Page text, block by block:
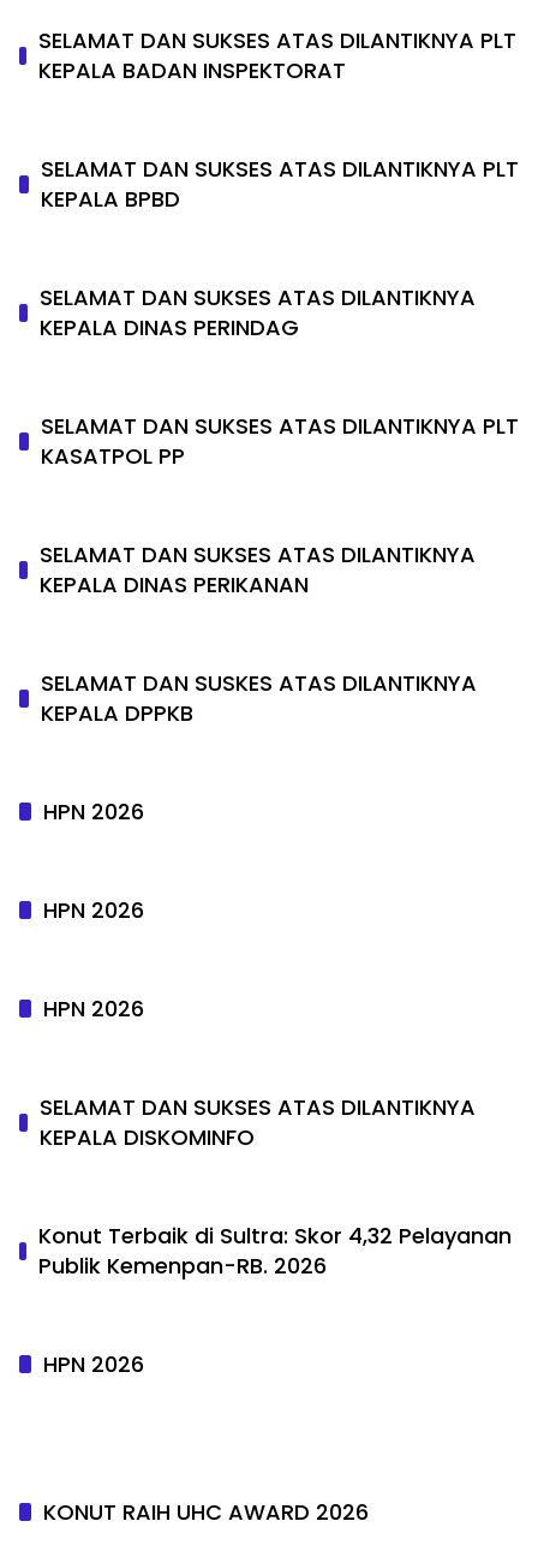
SELAMAT DAN SUKSES ATAS DILANTIKNYA PLT
KEPALA BADAN INSPEKTORAT
SELAMAT DAN SUKSES ATAS DILANTIKNYA PLT
KEPALA BPBD
SELAMAT DAN SUKSES ATAS DILANTIKNYA
KEPALA DINAS PERINDAG
SELAMAT DAN SUKSES ATAS DILANTIKNYA PLT
KASATPOL PP
SELAMAT DAN SUKSES ATAS DILANTIKNYA
KEPALA DINAS PERIKANAN
SELAMAT DAN SUSKES ATAS DILANTIKNYA
KEPALA DPPKB
HPN 2026
HPN 2026
HPN 2026
SELAMAT DAN SUKSES ATAS DILANTIKNYA
KEPALA DISKOMINFO
Konut Terbaik di Sultra: Skor 4,32 Pelayanan
Publik Kemenpan-RB. 2026
HPN 2026
KONUT RAIH UHC AWARD 2026